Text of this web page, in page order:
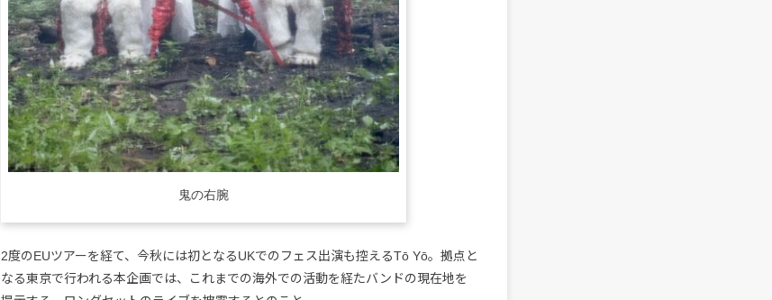
鬼の右腕
2度のEUツアーを経て、今秋には初となるUKでのフェス出演も控えるTō Yō。拠点と
なる東京で行われる本企画では、これまでの海外での活動を経たバンドの現在地を